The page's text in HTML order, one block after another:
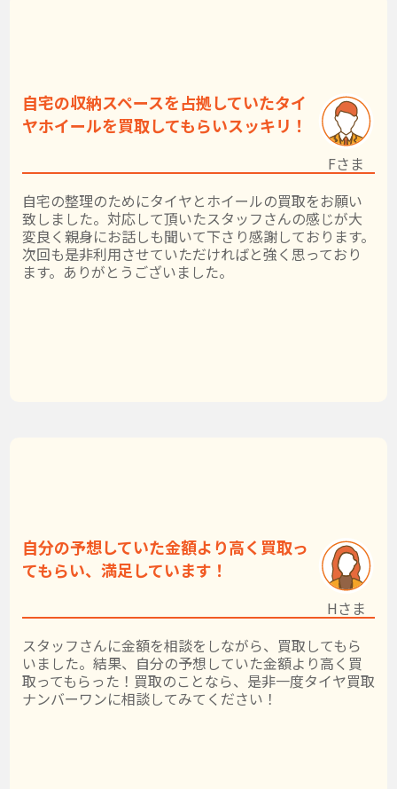
自宅の収納スペースを占拠していたタイ
ヤホイールを買取してもらいスッキリ！
自宅の整理のためにタイヤとホイールの買取をお願い
致しました。対応して頂いたスタッフさんの感じが大
変良く親身にお話しも聞いて下さり感謝しております。
次回も是非利用させていただければと強く思っており
ます。ありがとうございました。
Fさま
自分の予想していた金額より高く買取っ
てもらい、満足しています！
スタッフさんに金額を相談をしながら、買取してもら
いました。結果、自分の予想していた金額より高く買
取ってもらった！買取のことなら、是非一度タイヤ買取
ナンバーワンに相談してみてください！
Hさま